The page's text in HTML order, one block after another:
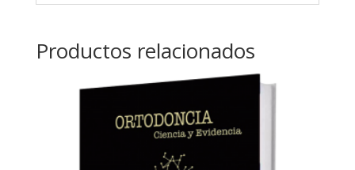
Productos relacionados